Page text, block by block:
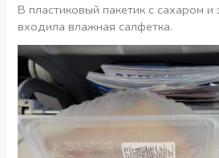
В пластиковый пакетик с сахаром и
входила влажная салфетка.